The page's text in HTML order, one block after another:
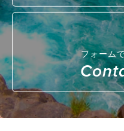
フォーム